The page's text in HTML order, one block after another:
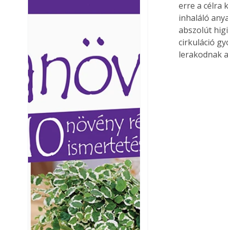
Ezermester
Laptapir kényelmes
mert: – t
erre a célra
inhaláló
abszolút
cirkuláció
lerakodnak